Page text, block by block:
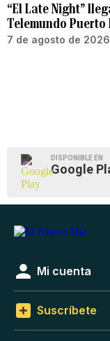
“El Late Night”
Telemundo Puerto
7 de agosto de
DISPONIBLE EN
Google
Mi cuenta
Suscríbete